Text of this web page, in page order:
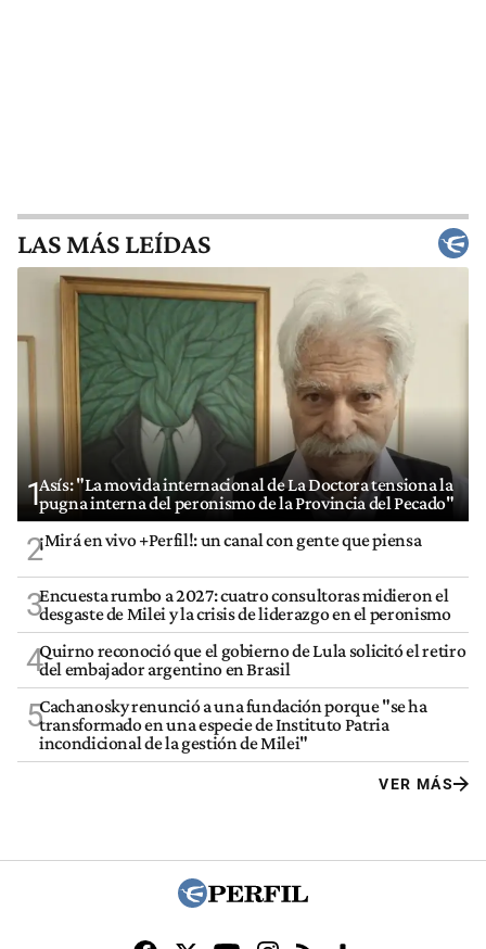
LAS MÁS LEÍDAS
1Asís: "La movida internacional de La Doctora tensiona la
pugna interna del peronismo de la Provincia del Pecado"
2¡Mirá en vivo +Perfil!: un canal con gente que piensa
3Encuesta rumbo a 2027: cuatro consultoras midieron el
desgaste de Milei y la crisis de liderazgo en el peronismo
4Quirno reconoció que el gobierno de Lula solicitó el retiro
del embajador argentino en Brasil
5Cachanosky renunció a una fundación porque "se ha
transformado en una especie de Instituto Patria
incondicional de la gestión de Milei"
VER MÁS